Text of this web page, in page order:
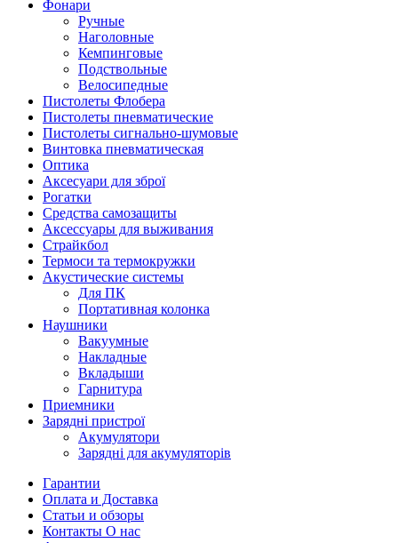
Фонари
Ручные
Наголовные
Кемпинговые
Подствольные
Велосипедные
Пистолеты Флобера
Пистолеты пневматические
Пистолеты сигнально-шумовые
Винтовка пневматическая
Оптика
Аксесуари для зброї
Рогатки
Средства самозащиты
Аксессуары для выживания
Страйкбол
Термоси та термокружки
Акустические системы
Для ПК
Портативная колонка
Наушники
Вакуумные
Накладные
Вкладыши
Гарнитура
Приемники
Зарядні пристрої
Акумулятори
Зарядні для акумуляторів
Гарантии
Оплата и Доставка
Статьи и обзоры
Контакты О нас